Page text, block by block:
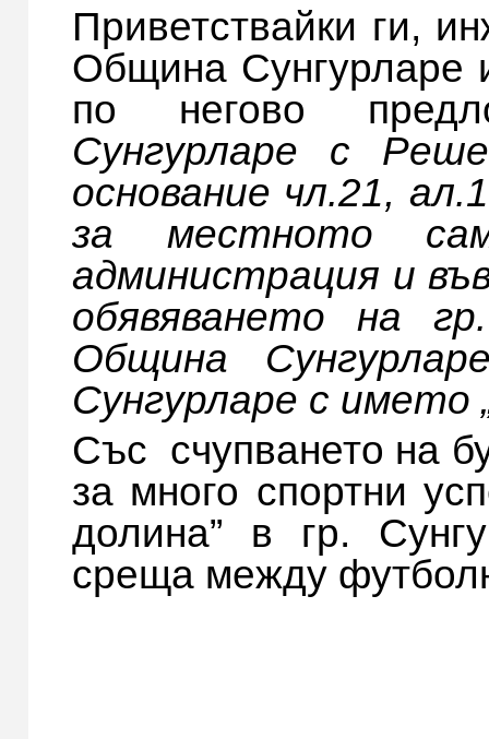
Приветствайки ги,
Община Сунгурларе
по негово
Сунгурларе с
основание чл.21,
за местното
администрация и
обявяването на
Община
Сунгурларе с името
Със счупването на
за много спортни
долина” в гр.
среща между